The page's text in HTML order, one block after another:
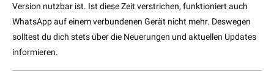
Version nutzbar ist. Ist diese Zeit verstrichen, funktioniert auch
WhatsApp auf einem verbundenen Gerät nicht mehr. Deswegen
solltest du dich stets über die Neuerungen und aktuellen Updates
informieren.